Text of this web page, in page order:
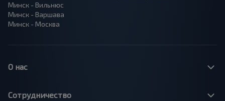
Минск - Вильнюс
Минск - Варшава
Минск - Москва
О нас
Сотрудничество